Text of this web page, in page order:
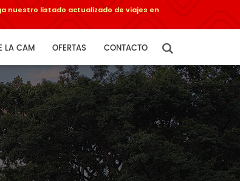
nuestro listado actualizado de viajes en
LA CAM OFERTAS CONTACTO